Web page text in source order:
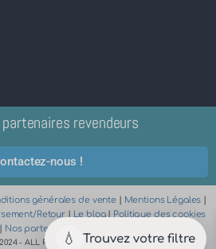
revendeurs
nous !
générales de vente| Mentions Légales
Retour Le blog|
Politique des cookies
Nos partenaires
- ALL RIGHTS RESERVED | SITE CRÉÉ PAR
💧 Trouvez votre filtre